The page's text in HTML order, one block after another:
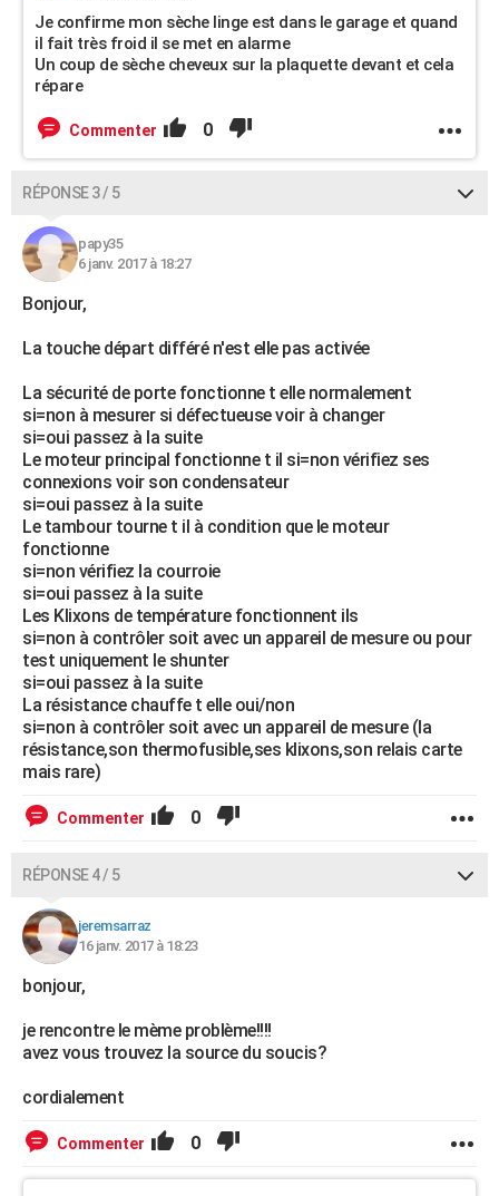
Je confirme mon sèche linge est dans le garage et quand
il fait très froid il se met en alarme
Un coup de sèche cheveux sur la plaquette devant et cela
répare
Commenter 0
RÉPONSE 3 / 5
papy35
6 janv. 2017 à 18:27
Bonjour,
La touche départ différé n'est elle pas activée
La sécurité de porte fonctionne t elle normalement
si=non à mesurer si défectueuse voir à changer
si=oui passez à la suite
Le moteur principal fonctionne t il si=non vérifiez ses
connexions voir son condensateur
si=oui passez à la suite
Le tambour tourne t il à condition que le moteur
fonctionne
si=non vérifiez la courroie
si=oui passez à la suite
Les Klixons de température fonctionnent ils
si=non à contrôler soit avec un appareil de mesure ou pour
test uniquement le shunter
si=oui passez à la suite
La résistance chauffe t elle oui/non
si=non à contrôler soit avec un appareil de mesure (la
résistance,son thermofusible,ses klixons,son relais carte
mais rare)
Commenter 0
RÉPONSE 4 / 5
jeremsarraz
16 janv. 2017 à 18:23
bonjour,
je rencontre le mème problème!!!!
avez vous trouvez la source du soucis?
cordialement
Commenter 0